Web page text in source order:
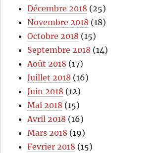
Décembre 2018 (25)
Novembre 2018 (18)
Octobre 2018 (15)
Septembre 2018 (14)
Août 2018 (17)
Juillet 2018 (16)
Juin 2018 (12)
Mai 2018 (15)
Avril 2018 (16)
Mars 2018 (19)
Fevrier 2018 (15)